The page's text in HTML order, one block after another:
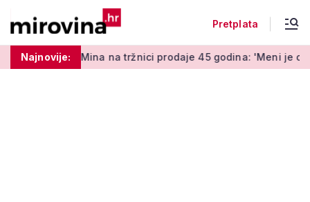
Pretplata
Najnovije:
Mina na tržnici prodaje 45 godina: 'Meni je ovo zabava i